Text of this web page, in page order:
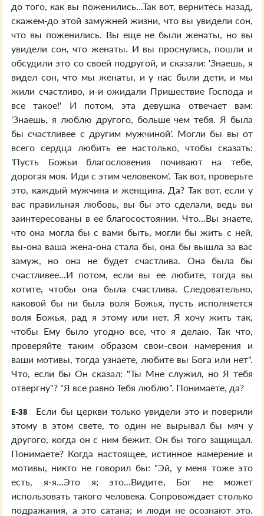
до того, как вы поженились...Так вот, вернитесь назад,
скажем-до этой замужней жизни, что вы увидели сон,
что вы поженились. Вы еще не были женаты, но вы
увидели сон, что женаты. И вы проснулись, пошли и
обсудили это со своей подругой, и сказали: 'Знаешь, я
видел сон, что мы женаты, и у нас были дети, и мы
жили счастливо, и-и ожидали Пришествие Господа и
все такое!' И потом, эта девушка отвечает вам:
'Знаешь, я люблю другого, больше чем тебя. Я была
бы счастливее с другим мужчиной'. Могли бы вы от
всего сердца любить ее настолько, чтобы сказать:
'Пусть Божьи благословения почивают на тебе,
дорогая моя. Иди с этим человеком'. Так вот, проверьте
это, каждый мужчина и женщина. Да? Так вот, если у
вас правильная любовь, вы бы это сделали, ведь вы
заинтересованы в ее благосостоянии. Что...Вы знаете,
что она могла бы с вами быть, могли бы жить с ней,
вы-она ваша жена-она стала бы, она бы вышла за вас
замуж, но она не будет счастлива. Она была бы
счастливее...И потом, если вы ее любите, тогда вы
хотите, чтобы она была счастлива. Следовательно,
каковой бы ни была воля Божья, пусть исполняется
воля Божья, рад я этому или нет. Я хочу жить так,
чтобы Ему было угодно все, что я делаю. Так что,
проверяйте таким образом свои-свои намерения и
ваши мотивы, тогда узнаете, любите вы Бога или нет".
Что, если бы Он сказал: "Ты Мне служил, но Я тебя
отвергну"? "Я все равно Тебя люблю". Понимаете, да?
E-38
Если бы церкви только увидели это и поверили
этому в этом свете, то один не вырывал бы мяч у
другого, когда он с ним бежит. Он бы того защищал.
Понимаете? Когда настоящее, истинное намерение и
мотивы, никто не говорил бы: "Эй, у меня тоже это
есть, я-я...Это я; это...Видите, Бог не может
использовать такого человека. Сопровождает столько
подражания, а это сатана; и люди не осознают это.